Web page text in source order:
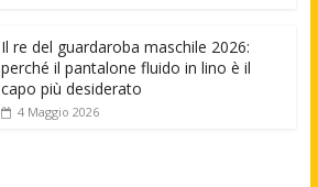
Il re del guardaroba maschile 2026:
perché il pantalone fluido in lino è il
capo più desiderato
4 Maggio 2026